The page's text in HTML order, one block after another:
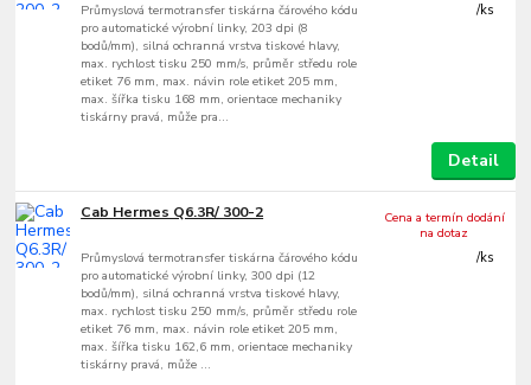
Průmyslová termotransfer tiskárna čárového kódu
pro automatické výrobní linky, 203 dpi (8
bodů/mm), silná ochranná vrstva tiskové hlavy,
max. rychlost tisku 250 mm/s, průměr středu role
etiket 76 mm, max. návin role etiket 205 mm,
max. šířka tisku 168 mm, orientace mechaniky
tiskárny pravá, může pra...
/ks
Detail
Cab Hermes Q6.3R/ 300-2
Průmyslová termotransfer tiskárna čárového kódu
pro automatické výrobní linky, 300 dpi (12
bodů/mm), silná ochranná vrstva tiskové hlavy,
max. rychlost tisku 250 mm/s, průměr středu role
etiket 76 mm, max. návin role etiket 205 mm,
max. šířka tisku 162,6 mm, orientace mechaniky
tiskárny pravá, může ...
/ks
Cena a termín dodání
na dotaz